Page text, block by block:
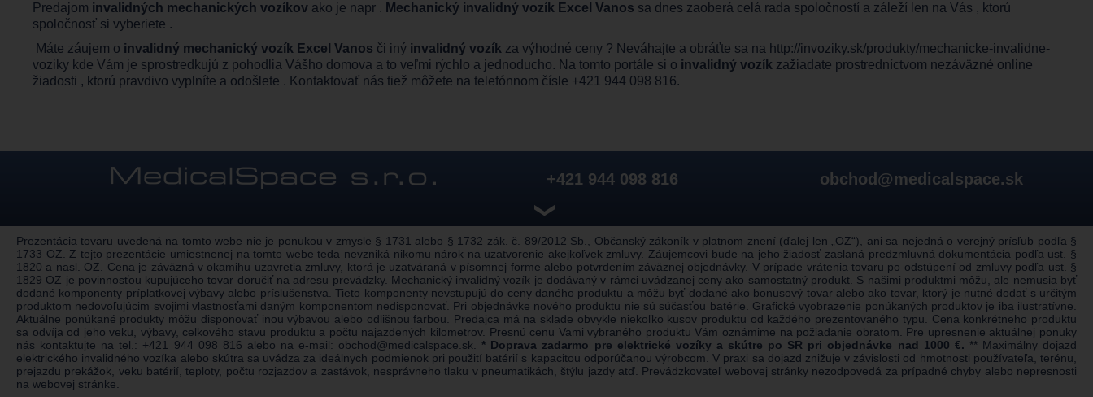
Predajom invalidných mechanických vozíkov ako je napr . Mechanický invalidný vozík Excel Vanos sa dnes zaoberá celá rada spoločností a záleží len na Vás , ktorú
spoločnosť si vyberiete .
Máte záujem o invalidný mechanický vozík Excel Vanos či iný invalidný vozík za výhodné ceny ? Neváhajte a obráťte sa na http://invoziky.sk/produkty/mechanicke-invalidne-
voziky kde Vám je sprostredkujú z pohodlia Vášho domova a to veľmi rýchlo a jednoducho. Na tomto portále si o invalidný vozík zažiadate prostredníctvom nezáväzné online
žiadosti , ktorú pravdivo vyplníte a odošlete . Kontaktovať nás tiež môžete na telefónnom čísle +421 944 098 816.
+421 944 098 816 obchod@medicalspace.sk
❯
Prezentácia tovaru uvedená na tomto webe nie je ponukou v zmysle § 1731 alebo § 1732 zák. č. 89/2012 Sb., Občanský zákoník v platnom znení (ďalej len „OZ“), ani sa nejedná o verejný prísľub podľa §
1733 OZ. Z tejto prezentácie umiestnenej na tomto webe teda nevzniká nikomu nárok na uzatvorenie akejkoľvek zmluvy. Záujemcovi bude na jeho žiadosť zaslaná predzmluvná dokumentácia podľa ust. §
1820 a nasl. OZ. Cena je záväzná v okamihu uzavretia zmluvy, ktorá je uzatváraná v písomnej forme alebo potvrdením záväznej objednávky. V prípade vrátenia tovaru po odstúpení od zmluvy podľa ust. §
1829 OZ je povinnosťou kupujúceho tovar doručiť na adresu prevádzky. Mechanický invalidný vozík je dodávaný v rámci uvádzanej ceny ako samostatný produkt. S našimi produktmi môžu, ale nemusia byť
dodané komponenty príplatkovej výbavy alebo príslušenstva. Tieto komponenty nevstupujú do ceny daného produktu a môžu byť dodané ako bonusový tovar alebo ako tovar, ktorý je nutné dodať s určitým
produktom nedovoľujúcim svojimi vlastnosťami daným komponentom nedisponovať. Pri objednávke nového produktu nie sú súčasťou batérie. Grafické vyobrazenie ponúkaných produktov je iba ilustratívne.
Aktuálne ponúkané produkty môžu disponovať inou výbavou alebo odlišnou farbou. Predajca má na sklade obvykle niekoľko kusov produktu od každého prezentovaného typu. Cena konkrétneho produktu
sa odvíja od jeho veku, výbavy, celkového stavu produktu a počtu najazdených kilometrov. Presnú cenu Vami vybraného produktu Vám oznámime na požiadanie obratom. Pre upresnenie aktuálnej ponuky
nás kontaktujte na tel.: +421 944 098 816 alebo na e-mail: obchod@medicalspace.sk * Doprava zadarmo pre elektrické vozíky a skútre po SR pri objednávke nad 1000 €. ** Maximálny dojazd
elektrického invalidného vozíka alebo skútra sa uvádza za ideálnych podmienok pri použití batérií s kapacitou odporúčanou výrobcom. V praxi sa dojazd znižuje v závislosti od hmotnosti používateľa, terénu,
prejazdu prekážok, veku batérií, teploty, počtu rozjazdov a zastávok, nesprávneho tlaku v pneumatikách, štýlu jazdy atď. Prevádzkovateľ webovej stránky nezodpovedá za prípadné chyby alebo nepresnosti
na webovej stránke.